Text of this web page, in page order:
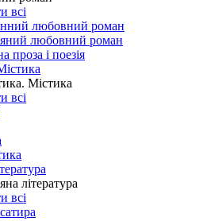
всі
любовний роман
любовний роман
проза і поезія
Містика
всі
література
всі